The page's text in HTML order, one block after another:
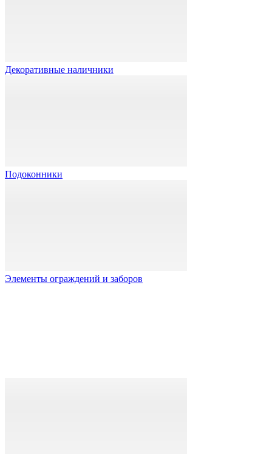
Декоративные наличники
Подоконники
Элементы ограждений и заборов